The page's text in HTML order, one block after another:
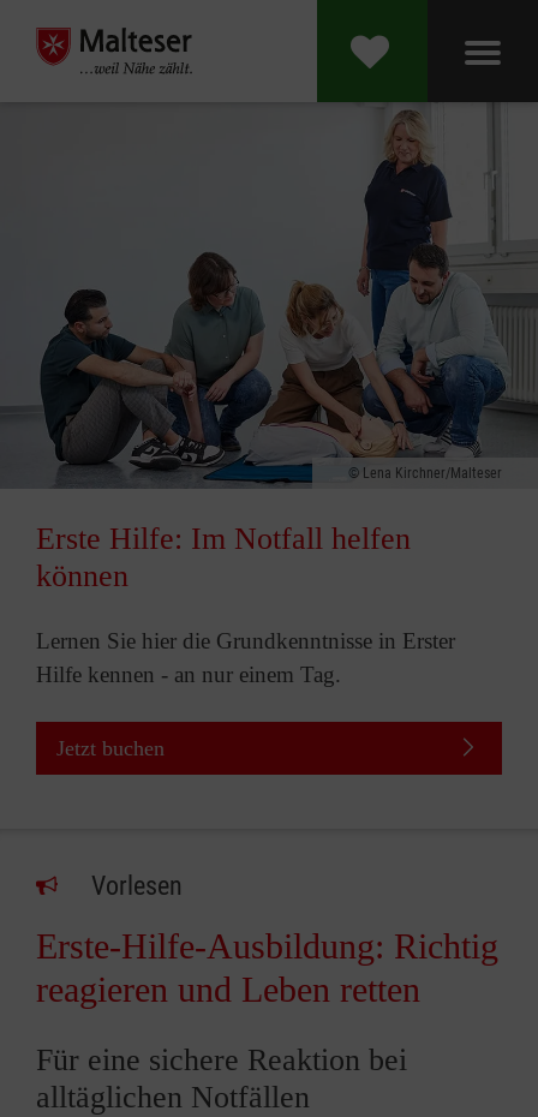
Lena Kirchner/Malteser
Erste Hilfe: Im Notfall helfen
können
Lernen Sie hier die Grundkenntnisse in Erster
Hilfe kennen - an nur einem Tag.
Jetzt buchen
Vorlesen
Erste-Hilfe-Ausbildung: Richtig
reagieren und Leben retten
Für eine sichere Reaktion bei
alltäglichen Notfällen